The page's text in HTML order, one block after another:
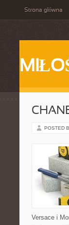
Strona główna
POSTED
Versace i